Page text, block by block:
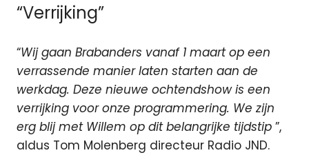
“Verrijking”
“Wij gaan Brabanders vanaf 1 maart op een
verrassende manier laten starten aan de
werkdag. Deze nieuwe ochtendshow is een
verrijking voor onze programmering. We zijn
erg blijmet Willem op dit belangrijke tijdstip ”,
aldus Tom Molenberg directeur Radio JND.